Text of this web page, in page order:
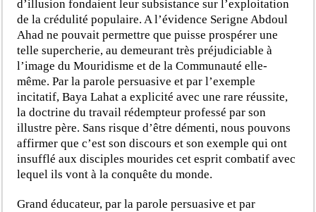
d’illusion fondaient leur subsistance sur l’exploitation
de la crédulité populaire. A l’évidence Serigne Abdoul
Ahad ne pouvait permettre que puisse prospérer une
telle supercherie, au demeurant très préjudiciable à
l’image du Mouridisme et de la Communauté elle-
même. Par la parole persuasive et par l’exemple
incitatif, Baya Lahat a explicité avec une rare réussite,
la doctrine du travail rédempteur professé par son
illustre père. Sans risque d’être démenti, nous pouvons
affirmer que c’est son discours et son exemple qui ont
insufflé aux disciples mourides cet esprit combatif avec
lequel ils vont à la conquête du monde.
Grand éducateur, par la parole persuasive et par